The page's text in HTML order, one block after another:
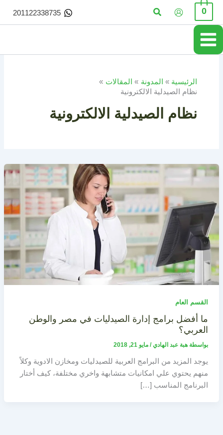
تخطي
المحتوى
0 البحث 201122338735
الرئيسية المدونة
المقالات
نظام الصيدلية الالكترونية
نظام الصيدلية الالكترونية
القسم العام
ما أفضل برامج إدارة الصيدليات في مصر والوطن
العربي؟
بواسطة هبة عبد الهادي/ مايو 21, 2018
يوجد المزيد من البرامج العربية للصيدليات ومخازن الادوية وكلاً
منهم يحتوي علي امكانيات متشابهة واخري مختلفة، كيف أختار
البرنامج المناسب […]